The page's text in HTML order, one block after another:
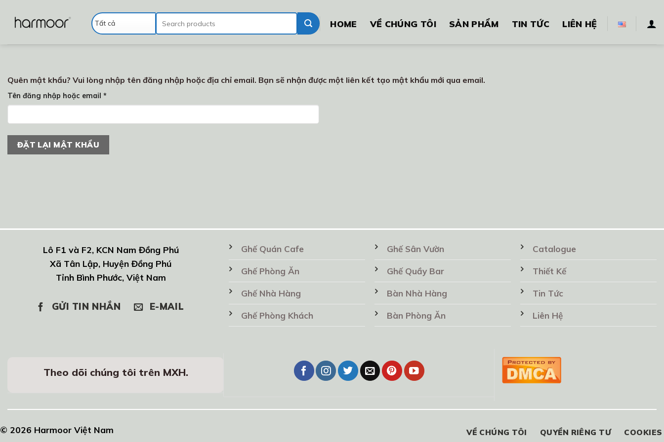
dung
Tìm
kiếm:
HOME VỀ CHÚNG TÔI SẢN PHẨM TIN TỨC LIÊN HỆ
Quên mật khẩu? Vui lòng nhập tên đăng nhập hoặc địa chỉ email. Bạn sẽ nhận được một liên kết tạo mật khẩu mới qua email.
Tên đăng nhập hoặc email *Bắt
buộc
ĐẶT LẠI MẬT KHẨU
Lô F1 và F2, KCN Nam Đồng Phú
Xã Tân Lập, Huyện Đồng Phú
Tỉnh Bình Phước, Việt Nam
GỬI TIN NHẮN E-MAIL
Ghế Quán Cafe
Ghế Phòng Ăn
Ghế Nhà Hàng
Ghế Phòng Khách
Ghế Sân Vườn
Ghế Quầy Bar
Bàn Nhà Hàng
Bàn Phòng Ăn
Catalogue
Thiết Kế
Tin Tức
Liên Hệ
Theo dõi chúng tôi trên MXH.
© 2026 Harmoor Việt Nam VỀ CHÚNG TÔI QUYỀN RIÊNG TƯ COOKIES